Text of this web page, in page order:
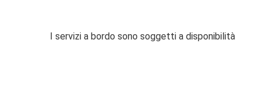
I servizi a bordo sono soggetti a disponibilità